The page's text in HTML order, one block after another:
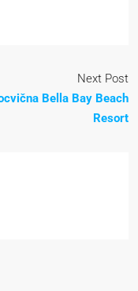
Next Post
Bella Bay Beach
Resort